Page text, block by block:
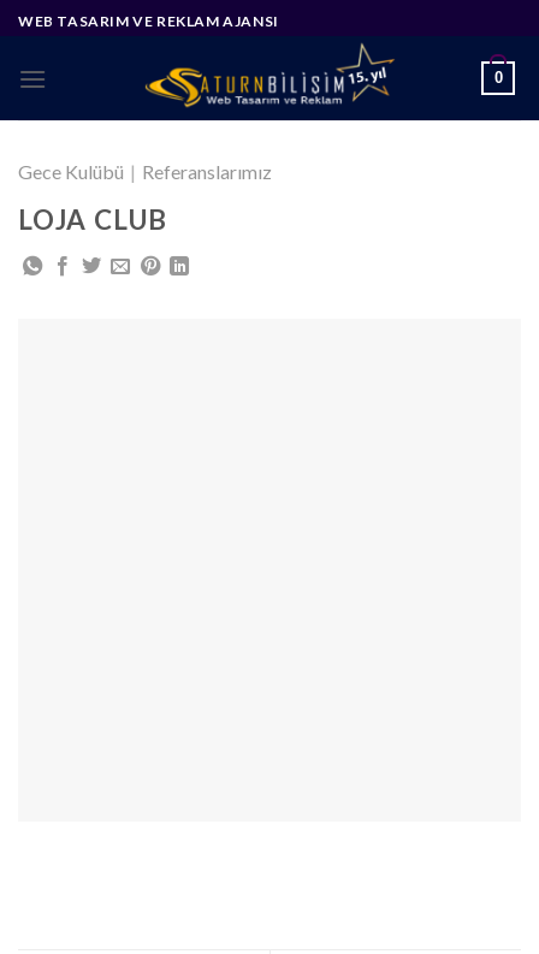
Skip
content
WEB TASARIM VE REKLAM AJANSI
0
Gece Kulübü | Referanslarımız
LOJA CLUB